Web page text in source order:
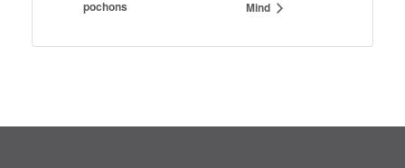
pochons
Mind